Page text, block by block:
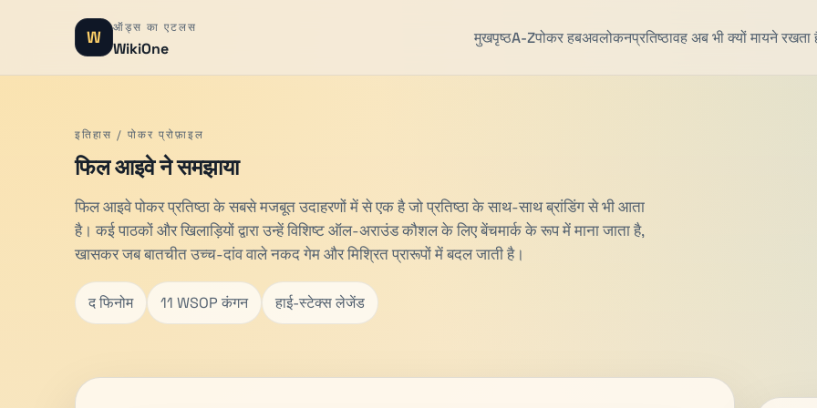
W ऑड्स का एटलस
WikiOne
मुखपृष्ठA-Zपोकर हबअवलोकनप्रतिष्ठावह अब भी क्यों मायने रखता
इतिहास / पोकर प्रोफ़ाइल
फिल आइवे ने समझाया
फिल आइवे पोकर प्रतिष्ठा के सबसे मजबूत उदाहरणों में से एक है जो प्रतिष्ठा के साथ-साथ ब्रांडिंग से भी आता
है। कई पाठकों और खिलाड़ियों द्वारा उन्हें विशिष्ट ऑल-अराउंड कौशल के लिए बेंचमार्क के रूप में माना जाता है,
खासकर जब बातचीत उच्च-दांव वाले नकद गेम और मिश्रित प्रारूपों में बदल जाती है।
द फिनोम 11 WSOP कंगन हाई-स्टेक्स लेजेंड